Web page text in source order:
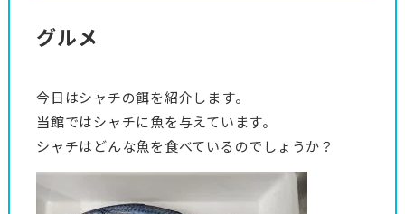
グルメ
今日はシャチの餌を紹介します。
当館ではシャチに魚を与えています。
シャチはどんな魚を食べているのでしょうか？